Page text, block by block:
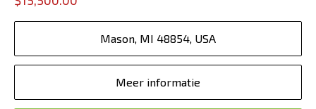
Mason, MI 48854, USA
Meer informatie